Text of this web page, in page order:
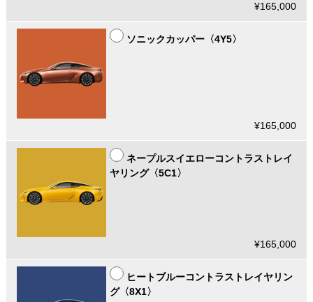
¥165,000
ソニックカッパー〈4Y5〉
¥165,000
ネープルスイエローコントラストレイ
ヤリング〈5C1〉
¥165,000
ヒートブルーコントラストレイヤリン
グ〈8X1〉